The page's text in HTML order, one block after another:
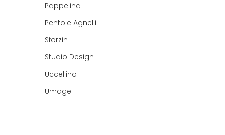
Pappelina
Pentole Agnelli
Sforzin
Studio Design
Uccellino
Umage